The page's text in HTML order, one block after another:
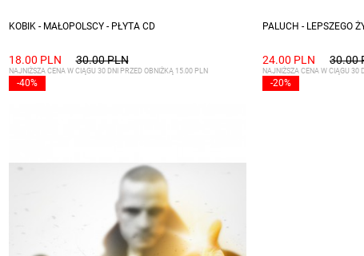
KOBIK - MAŁOPOLSCY - PŁYTA CD
18.00 PLN 30.00 PLN
-40%
NAJNIŻSZA CENA W CIĄGU 30 DNI PRZED OBNIŻKĄ 15.00 PLN
PALUCH - LEPSZEGO
24.00 PLN 30.00
-20%
NAJNIŻSZA CENA W CIĄGU 30